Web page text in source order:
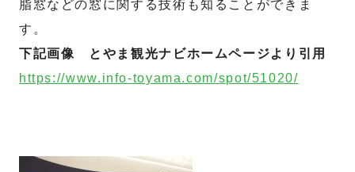
脂窓などの窓に関する技術も知ることができま
す。
下記画像 とやま観光ナビホームページより引用
https://www.info-toyama.com/spot/51020/